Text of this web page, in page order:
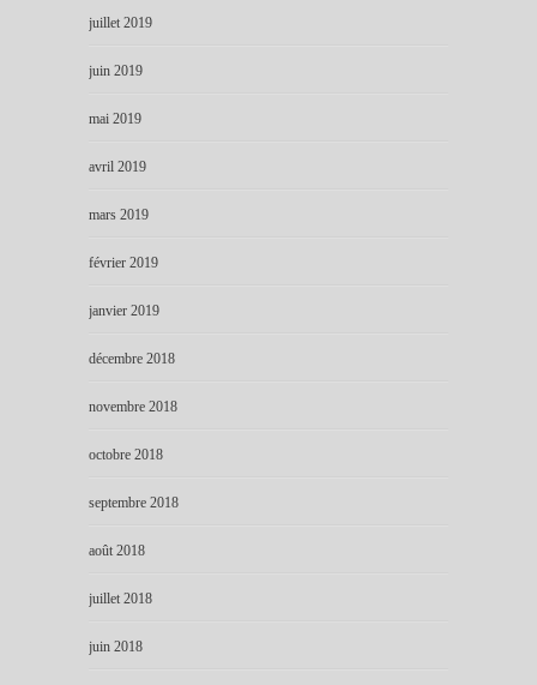
juillet 2019
juin 2019
mai 2019
avril 2019
mars 2019
février 2019
janvier 2019
décembre 2018
novembre 2018
octobre 2018
septembre 2018
août 2018
juillet 2018
juin 2018